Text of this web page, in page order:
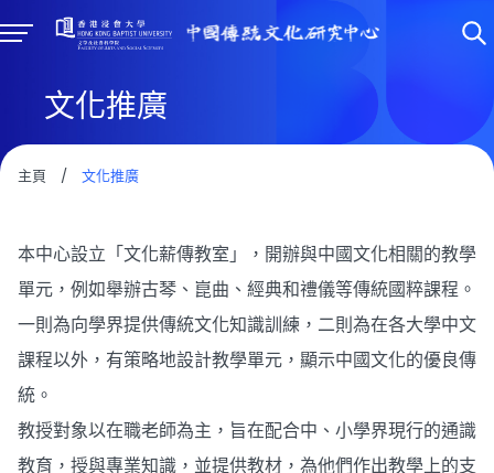
文化推廣
主頁 / 文化推廣
本中心設立「文化薪傳教室」，開辦與中國文化相關的教學
單元，例如舉辦古琴、崑曲、經典和禮儀等傳統國粹課程。
一則為向學界提供傳統文化知識訓練，二則為在各大學中文
課程以外，有策略地設計教學單元，顯示中國文化的優良傳
統。
教授對象以在職老師為主，旨在配合中、小學界現行的通識
教育，授與專業知識，並提供教材，為他們作出教學上的支